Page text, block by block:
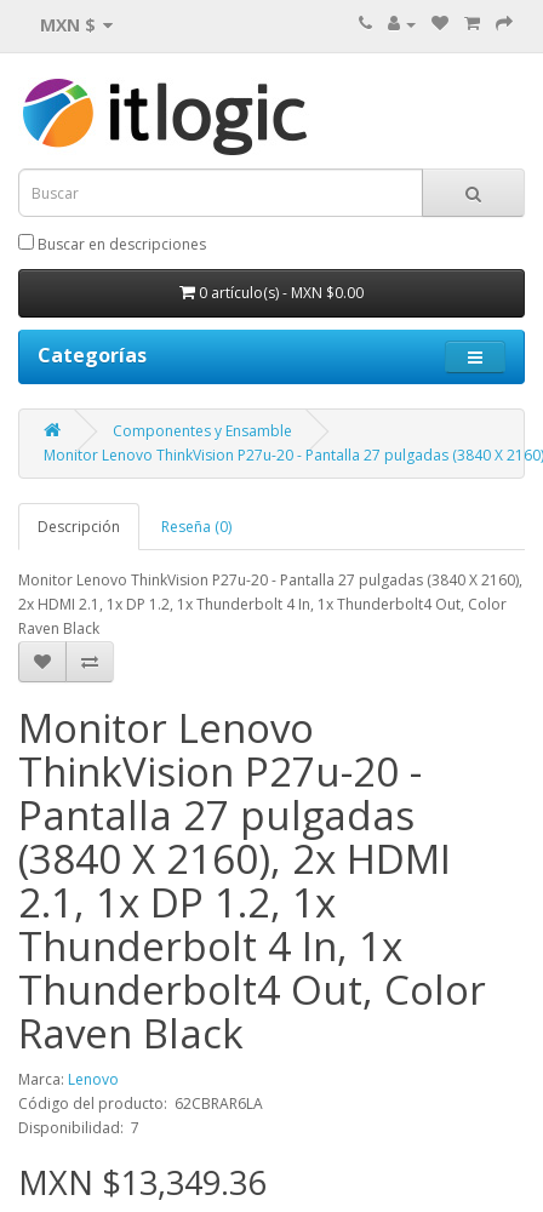
MXN $
Buscar en descripciones
0 artículo(s) - MXN $0.00
Categorías
Componentes y Ensamble
Monitor Lenovo ThinkVision P27u-20 - Pantalla 27 pulgadas (3840 X
Descripción Reseña (0)
Monitor Lenovo ThinkVision P27u-20 - Pantalla 27 pulgadas (3840 X 2160),
2x HDMI 2.1, 1x DP 1.2, 1x Thunderbolt 4 In, 1x Thunderbolt4 Out, Color
Raven Black
Monitor Lenovo
ThinkVision P27u-20 -
Pantalla 27 pulgadas
(3840 X 2160), 2x HDMI
2.1, 1x DP 1.2, 1x
Thunderbolt 4 In, 1x
Thunderbolt4 Out, Color
Raven Black
Marca: Lenovo
Código del producto: 62CBRAR6LA
Disponibilidad: 7
MXN $13,349.36